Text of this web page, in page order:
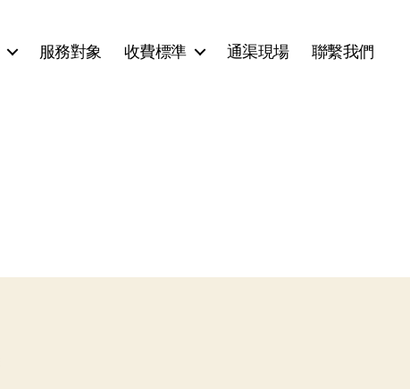
服務對象 收費標準 通渠現場 聯繫我們